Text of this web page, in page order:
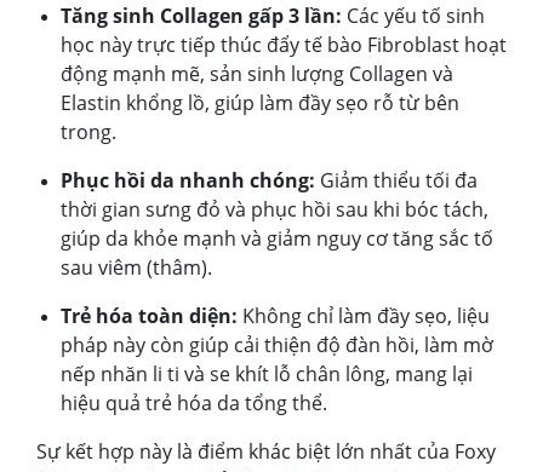
Tăng sinh Collagen gấp 3 lần: Các yếu tố sinh
học này trực tiếp thúc đẩy tế bào Fibroblast hoạt
động mạnh mẽ, sản sinh lượng Collagen và
Elastin khổng lồ, giúp làm đầy sẹo rỗ từ bên
trong.
Phục hồi da nhanh chóng: Giảm thiểu tối đa
thời gian sưng đỏ và phục hồi sau khi bóc tách,
giúp da khỏe mạnh và giảm nguy cơ tăng sắc tố
sau viêm (thâm).
Trẻ hóa toàn diện: Không chỉ làm đầy sẹo, liệu
pháp này còn giúp cải thiện độ đàn hồi, làm mờ
nếp nhăn li ti và se khít lỗ chân lông, mang lại
hiệu quả trẻ hóa da tổng thể.
Sự kết hợp này là điểm khác biệt lớn nhất của Foxy